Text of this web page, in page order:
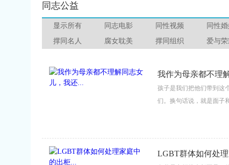
同志公益
显示所有 同志电影 同性视频
同性
撑同名人
腐女耽美 撑同组织 爱与
我作为母亲都不理
孩子是我们把他们带到这
们。换句话说，就是面子
LGBT群体如何处